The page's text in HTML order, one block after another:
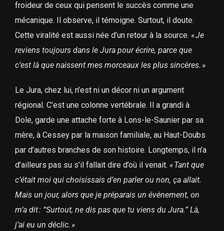
froideur de ceux qui pensent le succès comme une
mécanique. Il observe, il témoigne. Surtout, il doute.
Cette viralité est aussi née d’un retour à la source. «Je
reviens toujours dans le Jura pour écrire, parce que
c’est là que naissent mes morceaux les plus sincères. »
Le Jura, chez lui, n’est ni un décor ni un argument
régional. C’est une colonne vertébrale. Il a grandi à
Dole, garde une attache forte à Lons-le-Saunier par sa
mère, à Cessey par la maison familiale, au Haut-Doubs
par d’autres branches de son histoire. Longtemps, il n’a
d’ailleurs pas su s’il fallait dire d’où il venait. «Tant que
c’était moi qui choisissais d’en parler ou non, ça allait.
Mais un jour, alors que je préparais un événement, on
m’a dit: “Surtout, ne dis pas que tu viens du Jura.” Là,
j’ai eu un déclic. »